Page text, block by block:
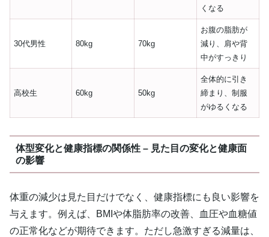
くなる
30代男性 80kg 70kg
お腹の脂肪が
減り、肩や背
中がすっきり
高校生 60kg 50kg
全体的に引き
締まり、制服
がゆるくなる
体型変化と健康指標の関係性 – 見た目の変化と健康面
の影響
体重の減少は見た目だけでなく、健康指標にも良い影響を
与えます。例えば、BMIや体脂肪率の改善、血圧や血糖値
の正常化などが期待できます。ただし急激すぎる減量は、